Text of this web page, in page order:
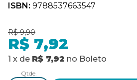
ISBN: 9788537663547
R$ 9,90
R$ 7,92
1 x de R$ 7,92 no Boleto
Qtde.